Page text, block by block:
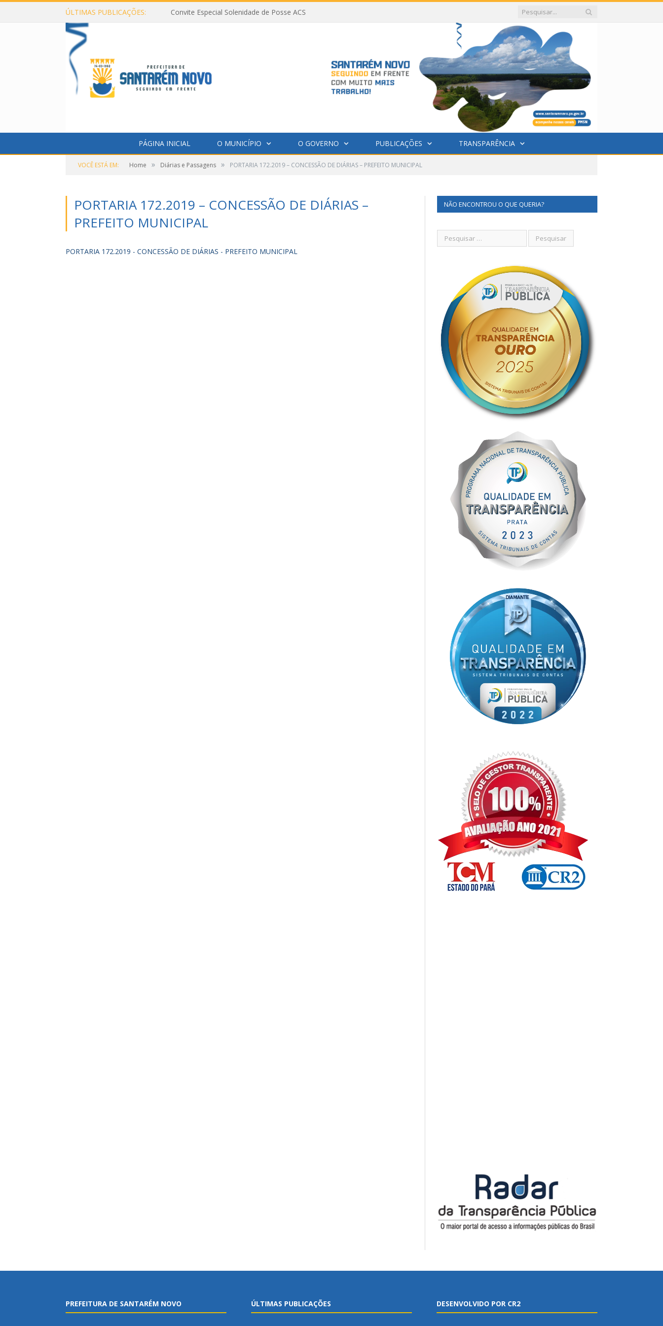
ÚLTIMAS PUBLICAÇÕES: Convite Especial Solenidade de Posse ACS
PÁGINA INICIAL O MUNICÍPIO O GOVERNO PUBLICAÇÕES TRANSPARÊNCIA
VOCÊ ESTÁ EM: Home » Diárias e Passagens » PORTARIA 172.2019 – CONCESSÃO DE DIÁRIAS – PREFEITO MUNICIPAL
PORTARIA 172.2019 – CONCESSÃO DE DIÁRIAS –
PREFEITO MUNICIPAL
PORTARIA 172.2019 - CONCESSÃO DE DIÁRIAS - PREFEITO MUNICIPAL
NÃO ENCONTROU O QUE QUERIA?
PREFEITURA DE SANTARÉM NOVO ÚLTIMAS PUBLICAÇÕES DESENVOLVIDO POR CR2